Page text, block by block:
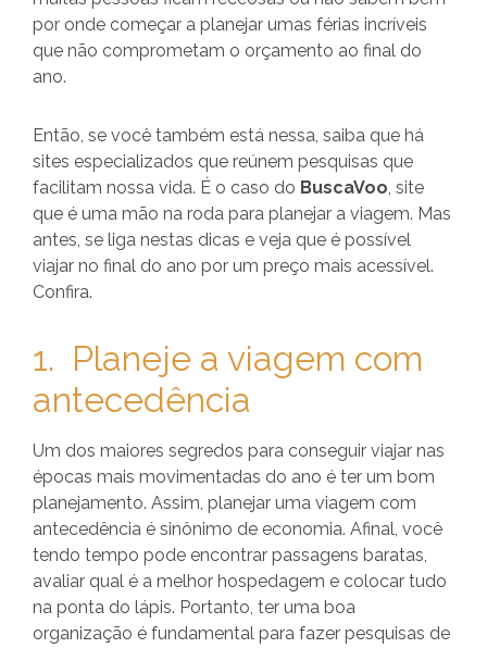
por onde começar a planejar umas férias incríveis
que não comprometam o orçamento ao final do
ano.
Então, se você também está nessa, saiba que há
sites especializados que reúnem pesquisas que
facilitam nossa vida. É o caso do BuscaVoo, site
que é uma mão na roda para planejar a viagem. Mas
antes, se liga nestas dicas e veja que é possível
viajar no final do ano por um preço mais acessível.
Confira.
1. Planeje a viagem com
antecedência
Um dos maiores segredos para conseguir viajar nas
épocas mais movimentadas do ano é ter um bom
planejamento. Assim, planejar uma viagem com
antecedência é sinônimo de economia. Afinal, você
tendo tempo pode encontrar passagens baratas,
avaliar qual é a melhor hospedagem e colocar tudo
na ponta do lápis. Portanto, ter uma boa
organização é fundamental para fazer pesquisas de